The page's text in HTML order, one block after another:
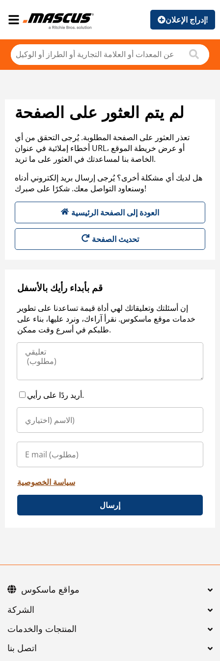
إدراج الإعلان!
لم يتم العثور على الصفحة
تعذر العثور على الصفحة المطلوبة. يُرجى التحقق من أي
أخطاء إملائية في عنوان URL، أو عرض خريطة الموقع
الخاصة بنا لمساعدتك في العثور على ما تريد.
هل لديك أي مشكلة أخرى؟ يُرجى إرسال بريد إلكتروني أدناه
وسنعاود التواصل معك. شكرًا على صبرك!
العودة إلى الصفحة الرئيسية
تحديث الصفحة
قم بأبداء رأيك بالأسفل
إن أسئلتك وتعليقاتك لهي أداة قيمة تساعدنا على تطوير
خدمات موقع ماسكوس. نقرأ آراءك، ونرد عليها، بناء على
طلبكم في أسرع وقت ممكن.
أريد ردًا على رأيي.
سياسة الخصوصية
إرسال
اتصل بنا
مواقع ماسكوس